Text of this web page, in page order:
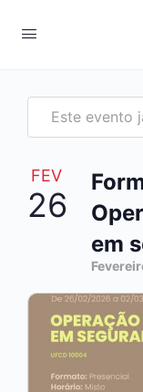
Este evento
FEV
26
em